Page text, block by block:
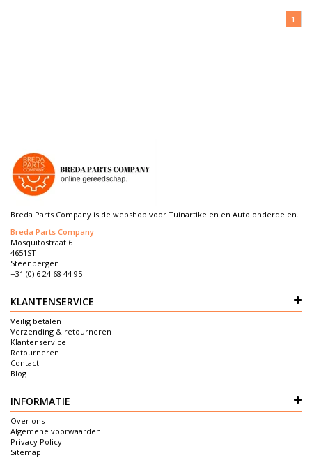
1
Breda Parts Company is de webshop voor Tuinartikelen en Auto onderdelen.
Breda Parts Company
Mosquitostraat 6
4651ST
Steenbergen
+31 (0) 6 24 68 44 95
KLANTENSERVICE
Veilig betalen
Verzending & retourneren
Klantenservice
Retourneren
Contact
Blog
INFORMATIE
Over ons
Algemene voorwaarden
Privacy Policy
Sitemap